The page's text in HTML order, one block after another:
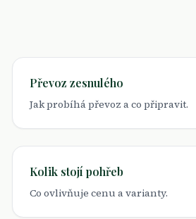
Převoz zesnulého
Jak probíhá převoz a co připravit.
Kolik stojí pohřeb
Co ovlivňuje cenu a varianty.